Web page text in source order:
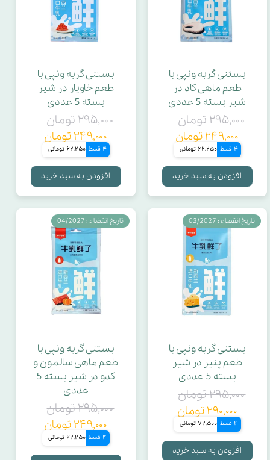
بستنی گربه ونپی با
طعم ماهی کاد در
شیر بسته 5 عددی
۲۹۵,۰۰۰ تومان
۲۴۹,۰۰۰ تومان
4 قسط 62,250 تومانی
افزودن به سبد خرید
بستنی گربه ونپی با
طعم خاویار در شیر
بسته 5 عددی
۲۹۵,۰۰۰ تومان
۲۴۹,۰۰۰ تومان
4 قسط 62,250 تومانی
افزودن به سبد خرید
بستنی گربه ونپی با
طعم پنیر در شیر
بسته 5 عددی
۲۹۵,۰۰۰ تومان
۲۹۰,۰۰۰ تومان
4 قسط 72,500 تومانی
افزودن به سبد خرید
تاریخ انقضاء : 03/2027
بستنی گربه ونپی با
طعم ماهی سالمون و
کدو در شیر بسته 5
عددی
۲۹۵,۰۰۰ تومان
۲۴۹,۰۰۰ تومان
4 قسط 62,250 تومانی
تاریخ انقضاء : 04/2027